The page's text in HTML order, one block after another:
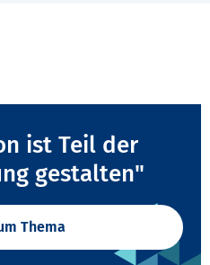
ist Teil der
gestalten"
Thema